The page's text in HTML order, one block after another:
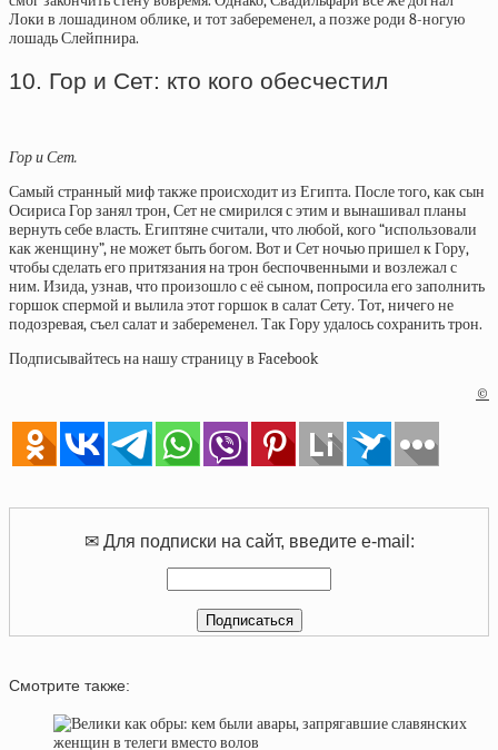
Локи в лошадином облике, и тот забеременел, а позже роди 8-ногую
лошадь Слейпнира.
10. Гор и Сет: кто кого обесчестил
Гор и Сет.
Самый странный миф также происходит из Египта. После того, как сын
Осириса Гор занял трон, Сет не смирился с этим и вынашивал планы
вернуть себе власть. Египтяне считали, что любой, кого “использовали
как женщину”, не может быть богом. Вот и Сет ночью пришел к Гору,
чтобы сделать его притязания на трон беспочвенными и возлежал с
ним. Изида, узнав, что произошло с её сыном, попросила его заполнить
горшок спермой и вылила этот горшок в салат Сету. Тот, ничего не
подозревая, съел салат и забеременел. Так Гору удалось сохранить трон.
Подписывайтесь на нашу страницу в Facebook
©
✉ Для подписки на сайт, введите e-mail:
Смотрите также: